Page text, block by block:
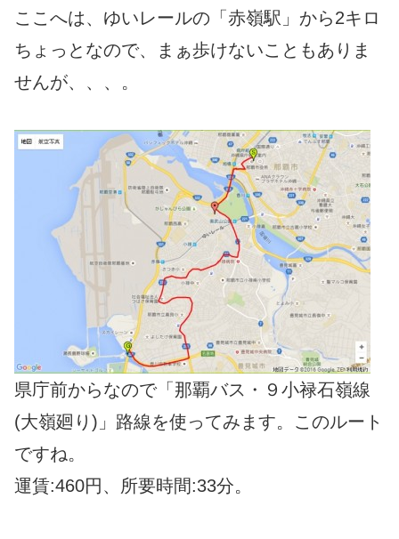
ここへは、ゆいレールの「赤嶺駅」から2キロ
ちょっとなので、まぁ歩けないこともありま
せんが、、、。
県庁前からなので「那覇バス・９小禄石嶺線
(大嶺廻り)」路線を使ってみます。このルート
ですね。
運賃:460円、所要時間:33分。